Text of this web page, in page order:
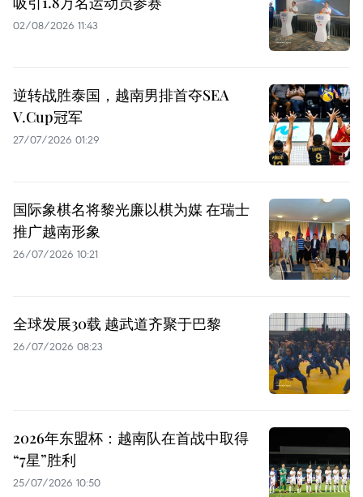
02/08/2026 11:43
逆转战胜泰国，越南男排首夺SEA
V.Cup冠军
27/07/2026 01:29
国际象棋名将黎光廉以棋为媒 在瑞士
推广越南形象
26/07/2026 10:21
全球发展30载 越武道齐聚于巴黎
26/07/2026 08:23
2026年东盟杯：越南队在首战中取得
“7星”胜利
25/07/2026 10:50